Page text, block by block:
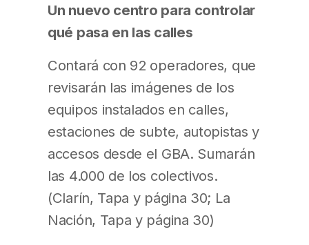
Un nuevo centro para controlar
qué pasa en las calles
Contará con 92 operadores, que
revisarán las imágenes de los
equipos instalados en calles,
estaciones de subte, autopistas y
accesos desde el GBA. Sumarán
las 4.000 de los colectivos.
(Clarín, Tapa y página 30; La
Nación, Tapa y página 30)